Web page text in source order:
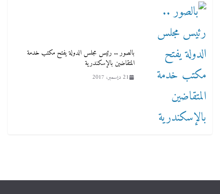
بالصور .. رئيس مجلس الدولة يفتح مكتب خدمة
المتقاضين بالإسكندرية
21 ديسمبر، 2017